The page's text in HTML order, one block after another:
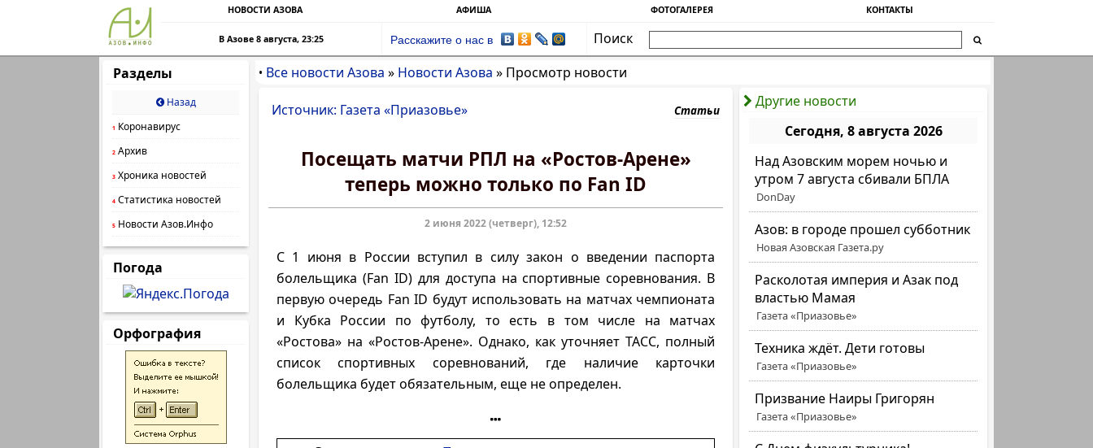
НОВОСТИ АЗОВА АФИША ФОТОГАЛЕРЕЯ КОНТАКТЫ
В Азове 8 августа, 23:25 Расскажите о нас в
Поиск
Разделы
Назад
1 Коронавирус
2 Архив
3 Хроника новостей
4 Статистика новостей
5 Новости Азов.Инфо
Погода
Орфография
• Все новости Азова » Новости Азова » Просмотр новости
Другие новости
Сегодня, 8 августа 2026
Над Азовским морем ночью и
утром 7 августа сбивали БПЛА
DonDay
Азов: в городе прошел субботник
Новая Азовская Газета.ру
Расколотая империя и Азак под
властью Мамая
Газета «Приазовье»
Техника ждёт. Дети готовы
Газета «Приазовье»
Призвание Наиры Григорян
Газета «Приазовье»
Источник: Газета «Приазовье» Статьи
Посещать матчи РПЛ на «Ростов-Арене»
теперь можно только по Fan ID
2 июня 2022 (четверг), 12:52
С 1 июня в России вступил в силу закон о введении паспорта
болельщика (Fan ID) для доступа на спортивные соревнования. В
первую очередь Fan ID будут использовать на матчах чемпионата
и Кубка России по футболу, то есть в том числе на матчах
«Ростова» на «Ростов-Арене». Однако, как уточняет ТАСС, полный
список спортивных соревнований, где наличие карточки
болельщика будет обязательным, еще не определен.